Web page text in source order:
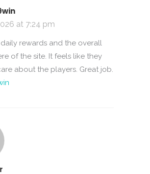
at 7:24 pm
rewards and the overall
of the site. It feels like they
about the players. Great job.